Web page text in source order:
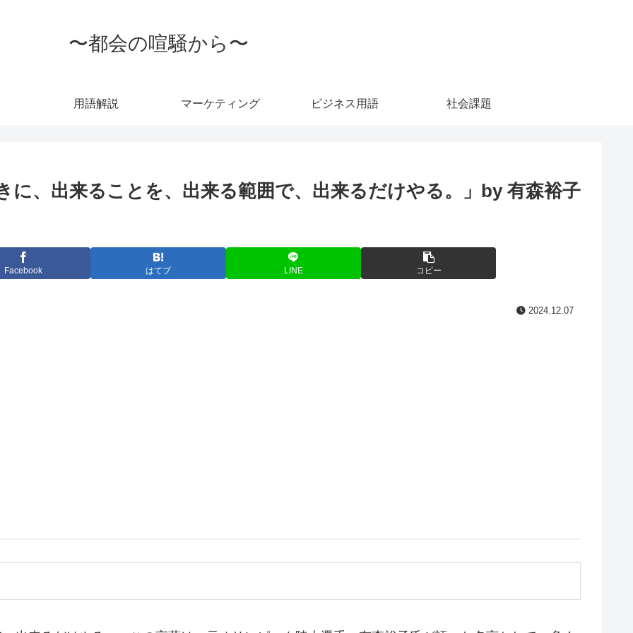
〜都会の喧騒から〜
用語解説 マーケティング ビジネス用語 社会課題
に、出来ることを、出来る範囲で、出来るだけやる。」by 有森裕子
Facebook はてブ LINE コピー
2024.12.07